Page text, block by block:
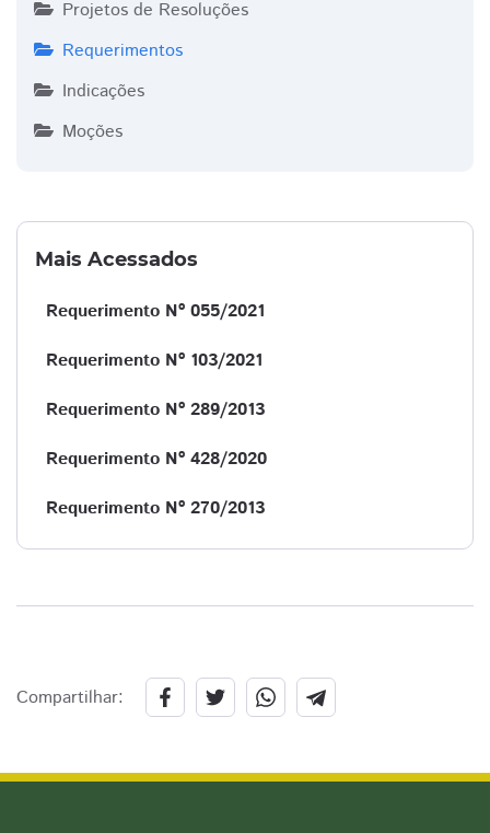
Projetos de Resoluções
Requerimentos
Indicações
Moções
Mais Acessados
Requerimento Nº 055/2021
Requerimento Nº 103/2021
Requerimento Nº 289/2013
Requerimento Nº 428/2020
Requerimento Nº 270/2013
Compartilhar: